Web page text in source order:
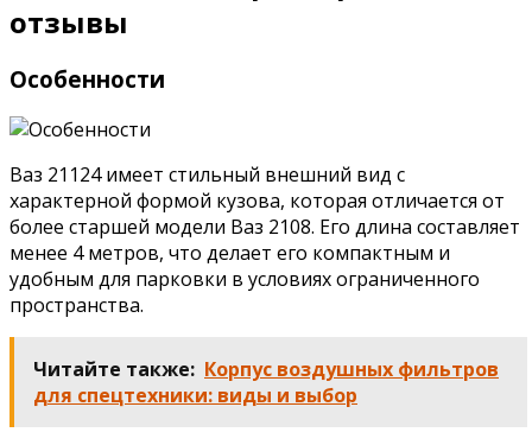
отзывы
Особенности
Ваз 21124 имеет стильный внешний вид с
характерной формой кузова, которая отличается от
более старшей модели Ваз 2108. Его длина составляет
менее 4 метров, что делает его компактным и
удобным для парковки в условиях ограниченного
пространства.
Читайте также: Корпус воздушных фильтров
для спецтехники: виды и выбор